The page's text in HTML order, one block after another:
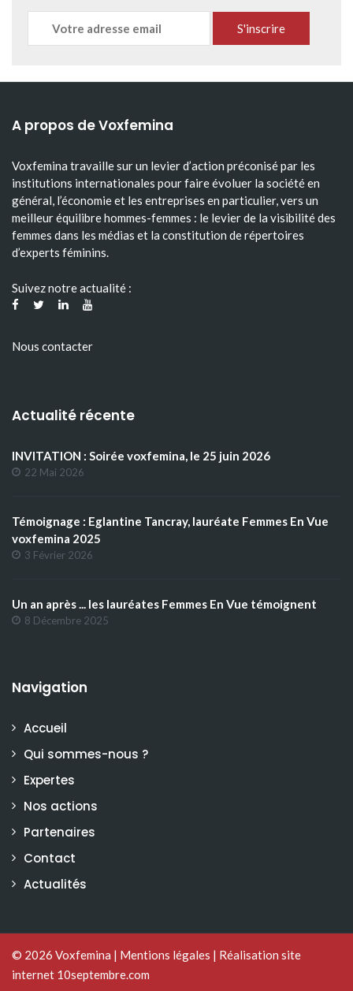
A propos de Voxfemina
Voxfemina travaille sur un levier d’action préconisé par les
institutions internationales pour faire évoluer la société en
général, l’économie et les entreprises en particulier, vers un
meilleur équilibre hommes-femmes : le levier de la visibilité des
femmes dans les médias et la constitution de répertoires
d’experts féminins.
Suivez notre actualité :
Nous contacter
Actualité récente
INVITATION : Soirée voxfemina, le 25 juin 2026
22 Mai 2026
Témoignage : Eglantine Tancray, lauréate Femmes En Vue
voxfemina 2025
3 Février 2026
Un an après ... les lauréates Femmes En Vue témoignent
8 Décembre 2025
Navigation
Accueil
Qui sommes-nous ?
Expertes
Nos actions
Partenaires
Contact
Actualités
© 2026 Voxfemina | Mentions légales | Réalisation site
internet 10septembre.com